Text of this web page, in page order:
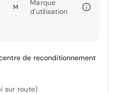
M
Marque
d'utilisation
de reconditionnement
sur route)